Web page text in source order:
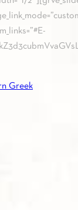
Greek